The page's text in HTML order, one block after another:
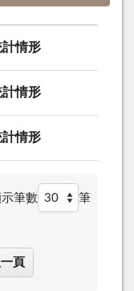
計情形
計情形
計情形
筆數 筆
頁